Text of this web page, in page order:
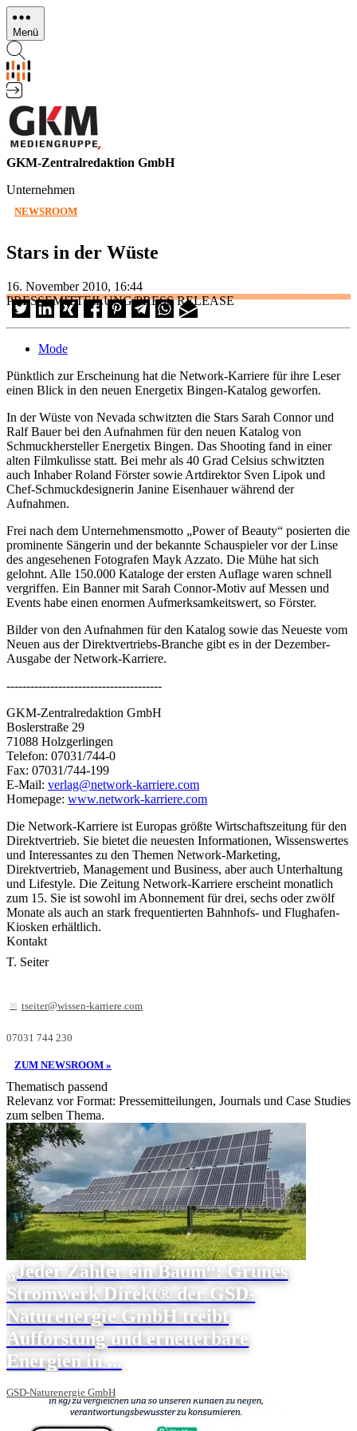
Direkt
zum
Inhalt
Menü
GKM-Zentralredaktion GmbH
Unternehmen
NEWSROOM
Stars in der Wüste
16. November 2010, 16:44
PRESSEMITTEILUNG/PRESS RELEASE
Mode
Pünktlich zur Erscheinung hat die Network-Karriere für ihre Leser
einen Blick in den neuen Energetix Bingen-Katalog geworfen.
In der Wüste von Nevada schwitzten die Stars Sarah Connor und
Ralf Bauer bei den Aufnahmen für den neuen Katalog von
Schmuckhersteller Energetix Bingen. Das Shooting fand in einer
alten Filmkulisse statt. Bei mehr als 40 Grad Celsius schwitzten
auch Inhaber Roland Förster sowie Artdirektor Sven Lipok und
Chef-Schmuckdesignerin Janine Eisenhauer während der
Aufnahmen.
Frei nach dem Unternehmensmotto „Power of Beauty“ posierten die
prominente Sängerin und der bekannte Schauspieler vor der Linse
des angesehenen Fotografen Mayk Azzato. Die Mühe hat sich
gelohnt. Alle 150.000 Kataloge der ersten Auflage waren schnell
vergriffen. Ein Banner mit Sarah Connor-Motiv auf Messen und
Events habe einen enormen Aufmerksamkeitswert, so Förster.
Bilder von den Aufnahmen für den Katalog sowie das Neueste vom
Neuen aus der Direktvertriebs-Branche gibt es in der Dezember-
Ausgabe der Network-Karriere.
---------------------------------------
GKM-Zentralredaktion GmbH
Boslerstraße 29
71088 Holzgerlingen
Telefon: 07031/744-0
Fax: 07031/744-199
E-Mail: verlag@network-karriere.com
Homepage: www.network-karriere.com
Die Network-Karriere ist Europas größte Wirtschaftszeitung für den
Direktvertrieb. Sie bietet die neuesten Informationen, Wissenswertes
und Interessantes zu den Themen Network-Marketing,
Direktvertrieb, Management und Business, aber auch Unterhaltung
und Lifestyle. Die Zeitung Network-Karriere erscheint monatlich
zum 15. Sie ist sowohl im Abonnement für drei, sechs oder zwölf
Monate als auch an stark frequentierten Bahnhofs- und Flughafen-
Kiosken erhältlich.
Kontakt
T. Seiter
tseiter@wissen-karriere.com
07031 744 230
ZUM NEWSROOM »
Thematisch passend
Relevanz vor Format: Pressemitteilungen, Journals und Case Studies
zum selben Thema.
„Jeder Zähler ein Baum“: Grünes
Stromwerk Direkt® der GSD-
Naturenergie GmbH treibt
Aufforstung und erneuerbare
Energien in ...
GSD-Naturenergie GmbH